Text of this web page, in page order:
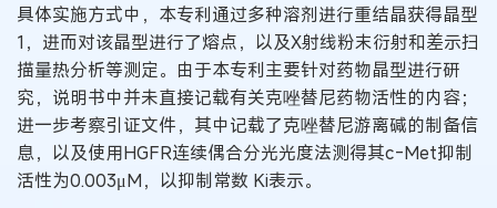
具体实施方式中，本专利通过多种溶剂进行重结晶获得晶型
1，进而对该晶型进行了熔点，以及X射线粉末衍射和差示扫
描量热分析等测定。由于本专利主要针对药物晶型进行研
究，说明书中并未直接记载有关克唑替尼药物活性的内容；
进一步考察引证文件，其中记载了克唑替尼游离碱的制备信
息，以及使用HGFR连续偶合分光光度法测得其c-Met抑制
活性为0.003μM，以抑制常数 Ki表示。